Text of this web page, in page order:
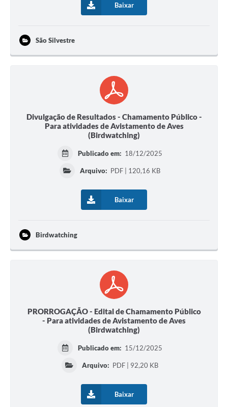
Baixar
São Silvestre
Divulgação de Resultados - Chamamento Público -
Para atividades de Avistamento de Aves
(Birdwatching)
Publicado em: 18/12/2025
Arquivo: PDF | 120,16 KB
Baixar
Birdwatching
PRORROGAÇÃO - Edital de Chamamento Público
- Para atividades de Avistamento de Aves
(Birdwatching)
Publicado em: 15/12/2025
Arquivo: PDF | 92,20 KB
Baixar